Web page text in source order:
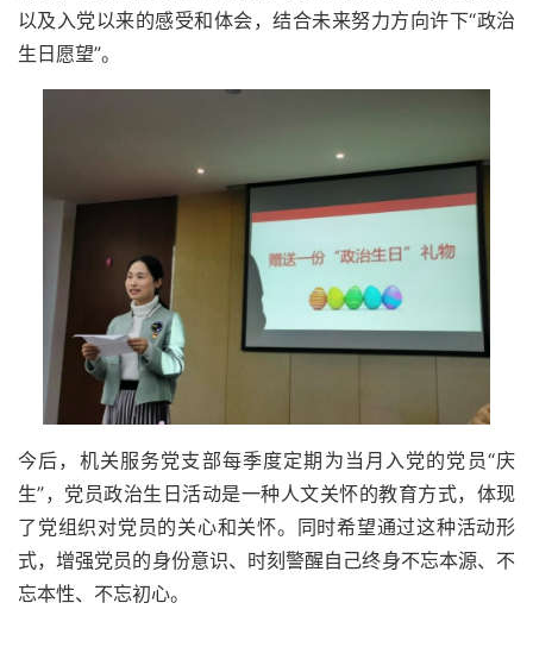
以及入党以来的感受和体会，结合未来努力方向许下“政治
生日愿望”。
今后，机关服务党支部每季度定期为当月入党的党员“庆
生”，党员政治生日活动是一种人文关怀的教育方式，体现
了党组织对党员的关心和关怀。同时希望通过这种活动形
式，增强党员的身份意识、时刻警醒自己终身不忘本源、不
忘本性、不忘初心。